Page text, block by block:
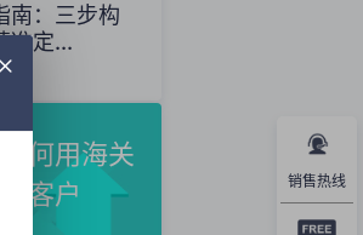
南：三步构
准定...
何用海关
客户
销售热线